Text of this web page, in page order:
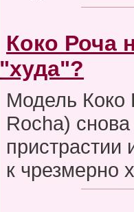
Коко Роча
"худа"?
Модель Коко
Rocha)
пристрастии
к чрезмерно